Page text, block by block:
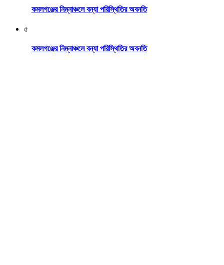
কমলগঞ্জের নিম্নাঞ্চলে বন্যা পরিস্থিতির অবনতি
৫
কমলগঞ্জের নিম্নাঞ্চলে বন্যা পরিস্থিতির অবনতি